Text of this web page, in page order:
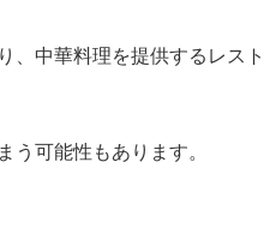
、中華料理を提供するレスト
う可能性もあります。